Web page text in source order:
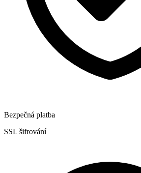
Bezpečná platba
SSL šifrování